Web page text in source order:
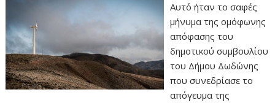
Αυτό ήταν το σαφές
μήνυμα της ομόφωνης
απόφασης του
δημοτικού συμβουλίου
του Δήμου Δωδώνης
που συνεδρίασε το
απόγευμα της